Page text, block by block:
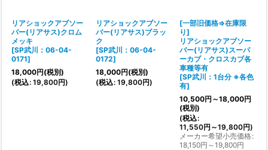
リアショックアブソー
バー(リアサス)クロム
メッキ
[SP武川：06-04-
0171]
18,000円(税別)
(税込: 19,800円)
リアショックアブソー
バー(リアサス)ブラッ
ク
[SP武川：06-04-
0172]
18,000円(税別)
(税込: 19,800円)
[一部旧価格⇒在庫限
り]
リアショックアブソー
バー(リアサス)スーパ
ーカブ・クロスカブ各
車種等有
[SP武川：1台分 ※各色
有]
10,500円 ～18,000円
(税別)
(税込:
11,550円 ～19,800円)
メーカー希望小売価格:
18,150円 ～19,800円